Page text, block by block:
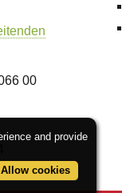
00
and provide
Allow cookies